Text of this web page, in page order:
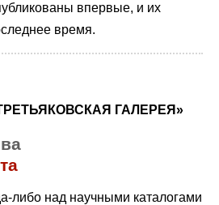
впервые, и их
время.
ГАЛЕРЕЯ»
либо над научными каталогами